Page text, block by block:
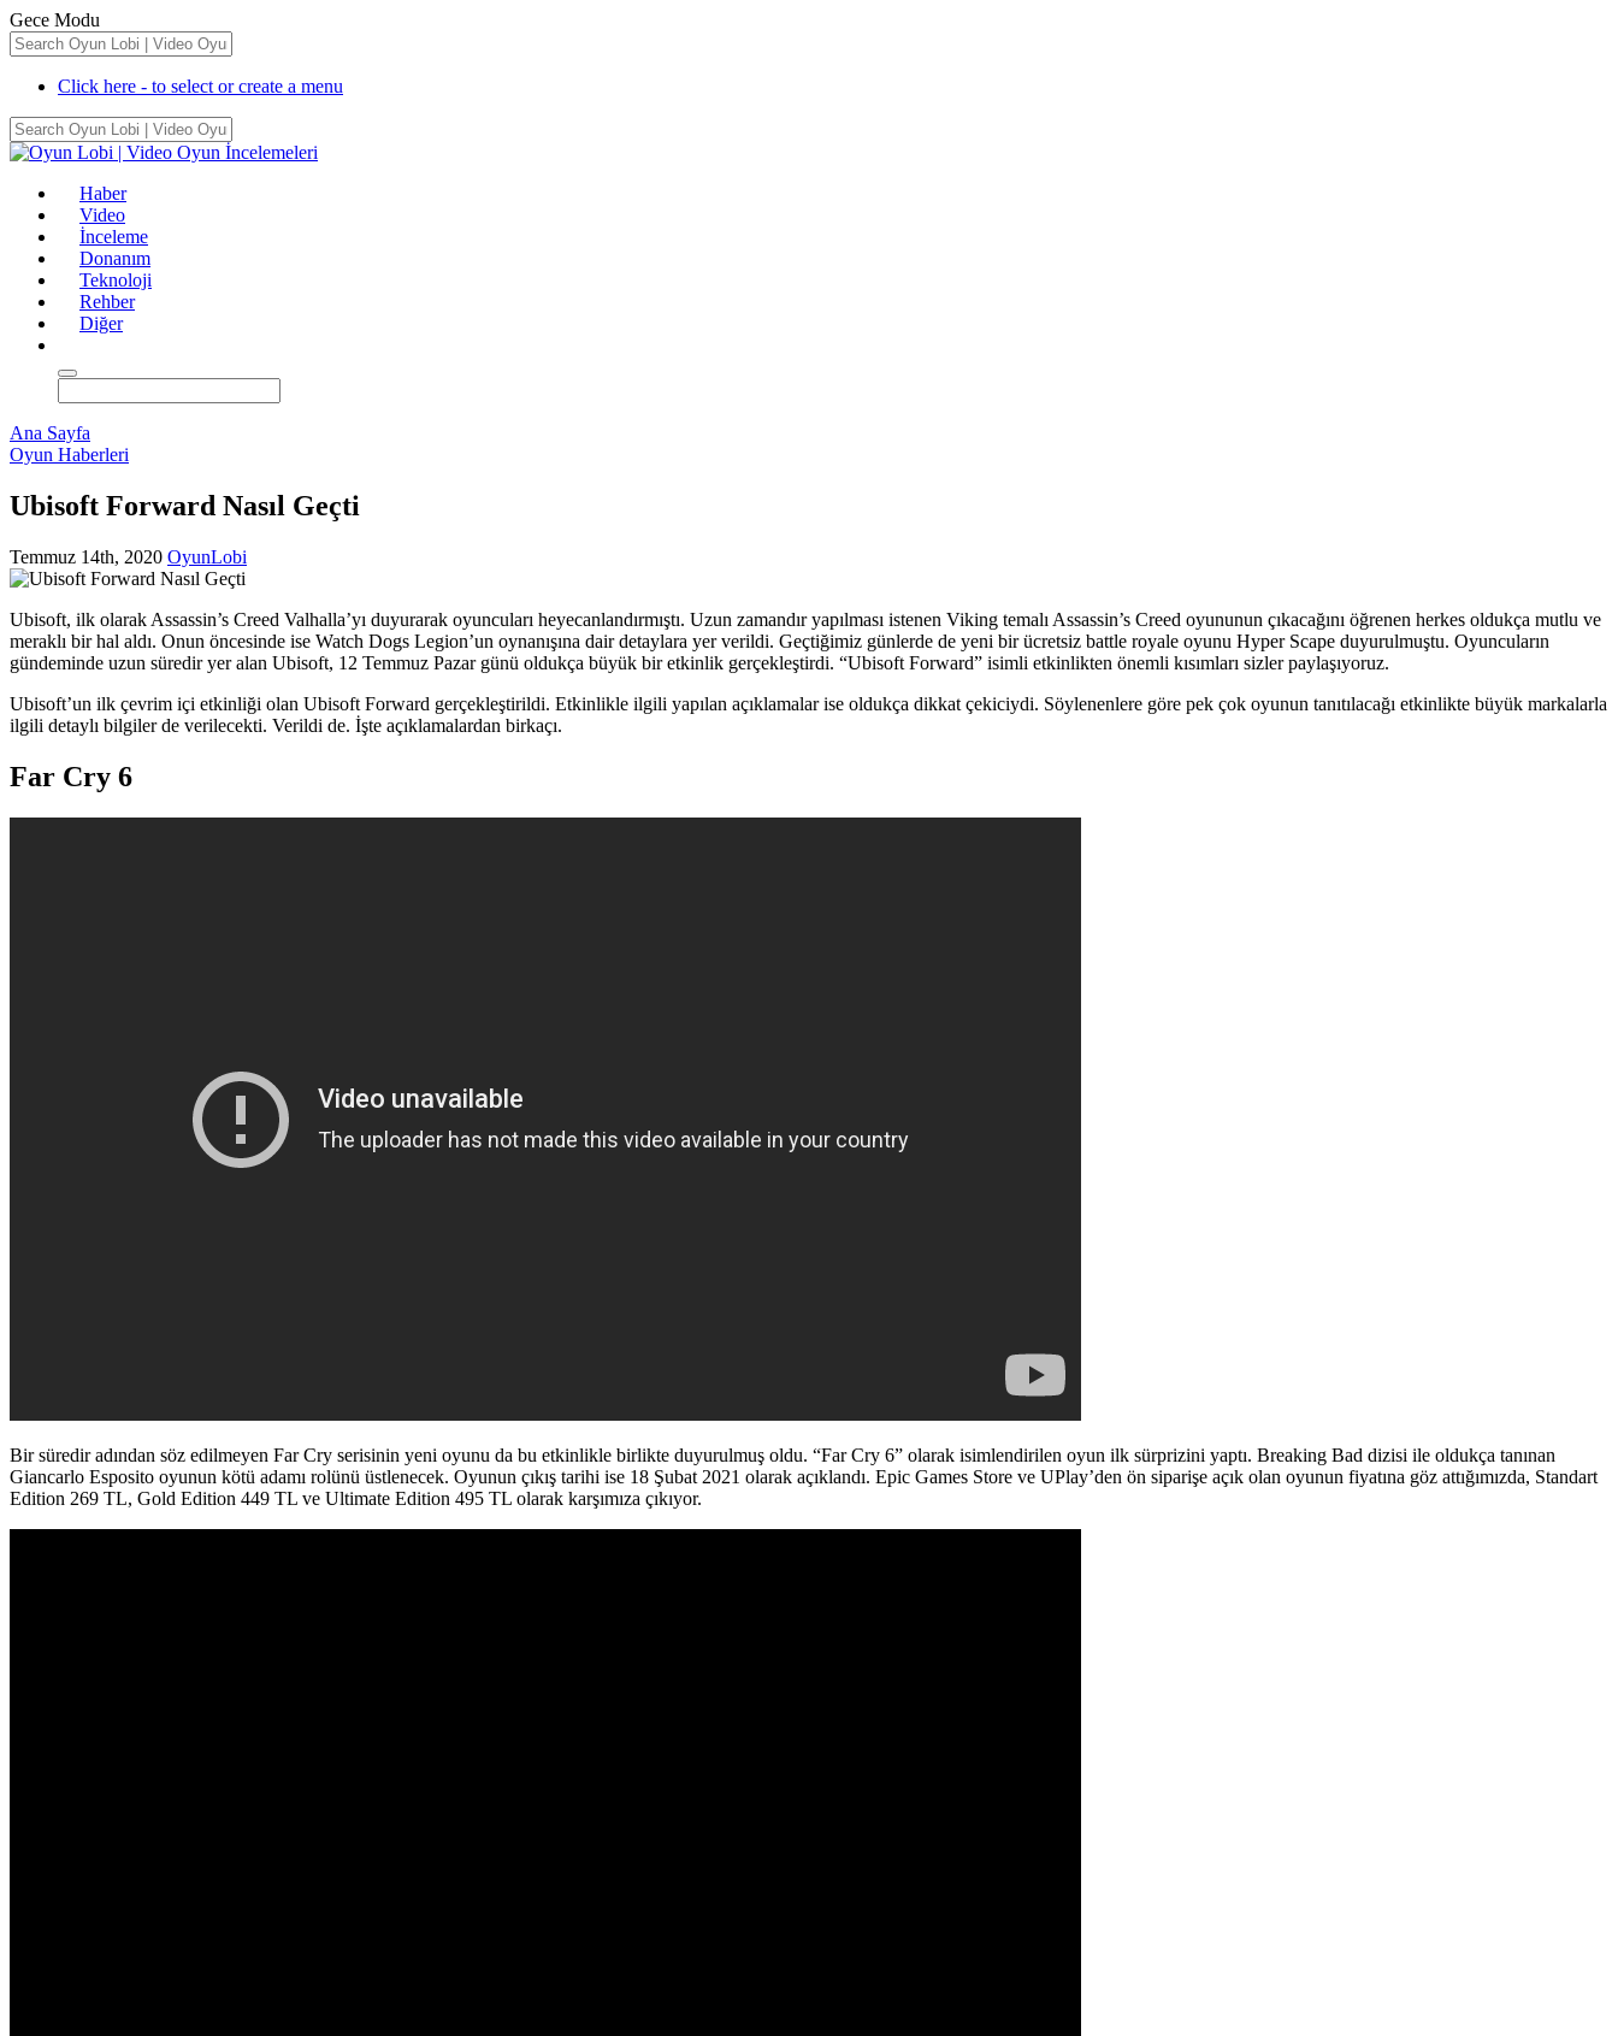
Gece Modu
Click here - to select or create a menu
Haber
Video
İnceleme
Donanım
Teknoloji
Rehber
Diğer
Ana Sayfa
Oyun Haberleri
Ubisoft Forward Nasıl Geçti
Temmuz 14th, 2020 OyunLobi
Ubisoft, ilk olarak Assassin’s Creed Valhalla’yı duyurarak oyuncuları heyecanlandırmıştı. Uzun zamandır yapılması istenen Viking temalı Assassin’s Creed oyununun çıkacağını öğrenen herkes oldukça mutlu ve
meraklı bir hal aldı. Onun öncesinde ise Watch Dogs Legion’un oynanışına dair detaylara yer verildi. Geçtiğimiz günlerde de yeni bir ücretsiz battle royale oyunu Hyper Scape duyurulmuştu. Oyuncuların
gündeminde uzun süredir yer alan Ubisoft, 12 Temmuz Pazar günü oldukça büyük bir etkinlik gerçekleştirdi. “Ubisoft Forward” isimli etkinlikten önemli kısımları sizler paylaşıyoruz.
Ubisoft’un ilk çevrim içi etkinliği olan Ubisoft Forward gerçekleştirildi. Etkinlikle ilgili yapılan açıklamalar ise oldukça dikkat çekiciydi. Söylenenlere göre pek çok oyunun tanıtılacağı etkinlikte büyük markalarla
ilgili detaylı bilgiler de verilecekti. Verildi de. İşte açıklamalardan birkaçı.
Far Cry 6
Bir süredir adından söz edilmeyen Far Cry serisinin yeni oyunu da bu etkinlikle birlikte duyurulmuş oldu. “Far Cry 6” olarak isimlendirilen oyun ilk sürprizini yaptı. Breaking Bad dizisi ile oldukça tanınan
Giancarlo Esposito oyunun kötü adamı rolünü üstlenecek. Oyunun çıkış tarihi ise 18 Şubat 2021 olarak açıklandı. Epic Games Store ve UPlay’den ön siparişe açık olan oyunun fiyatına göz attığımızda, Standart
Edition 269 TL, Gold Edition 449 TL ve Ultimate Edition 495 TL olarak karşımıza çıkıyor.